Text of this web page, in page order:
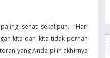
sehat sekalipun. "Hari
kita dan kita tidak pernah
yang Anda pilih akhirnya